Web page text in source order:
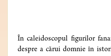
În caleidoscopul figurilor
despre a cărui domnie în